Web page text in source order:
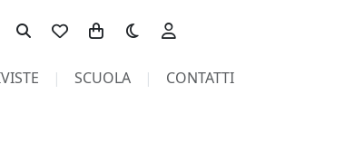
Toggle theme
SCUOLA CONTATTI